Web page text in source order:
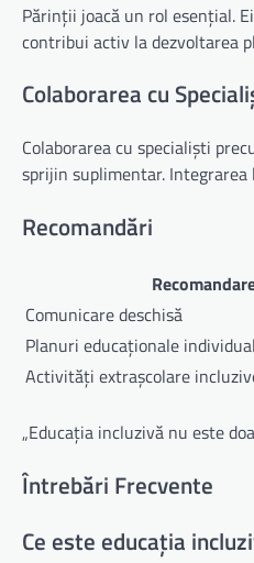
Părinții joacă un rol esențial.
contribui activ la dezvoltarea
Colaborarea cu
Colaborarea cu specialiști
sprijin suplimentar.
Recomandări
Comunicare deschisă
Planuri educaționale
Activități extrașcolare
„Educația incluzivă nu este
Întrebări Frecvente
Ce este educația